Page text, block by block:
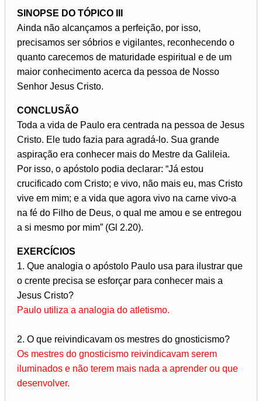
SINOPSE DO TÓPICO III
Ainda não alcançamos a perfeição, por isso,
precisamos ser sóbrios e vigilantes, reconhecendo o
quanto carecemos de maturidade espiritual e de um
maior conhecimento acerca da pessoa de Nosso
Senhor Jesus Cristo.
CONCLUSÃO
Toda a vida de Paulo era centrada na pessoa de Jesus
Cristo. Ele tudo fazia para agradá-lo. Sua grande
aspiração era conhecer mais do Mestre da Galileia.
Por isso, o apóstolo podia declarar: “Já estou
crucificado com Cristo; e vivo, não mais eu, mas Cristo
vive em mim; e a vida que agora vivo na carne vivo-a
na fé do Filho de Deus, o qual me amou e se entregou
a si mesmo por mim” (Gl 2.20).
EXERCÍCIOS
1. Que analogia o apóstolo Paulo usa para ilustrar que
o crente precisa se esforçar para conhecer mais a
Jesus Cristo?
Paulo utiliza a analogia do atletismo.
2. O que reivindicavam os mestres do gnosticismo?
Os mestres do gnosticismo reivindicavam serem
iluminados e não terem mais nada a aprender ou que
desenvolver.